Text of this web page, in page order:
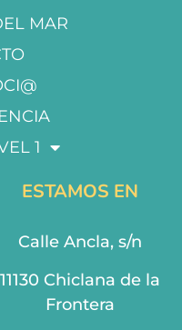
MAR
1
ESTAMOS EN
Calle Ancla, s/n
11130 Chiclana de la
Frontera